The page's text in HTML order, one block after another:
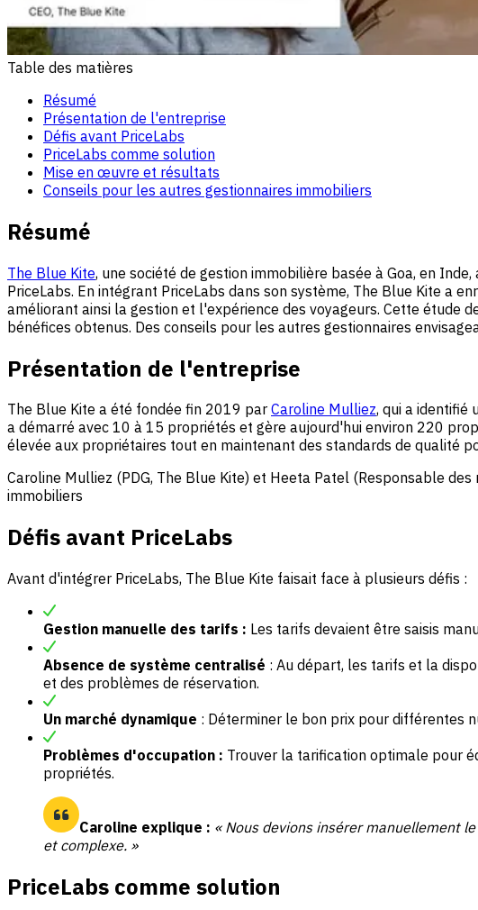
Table des matières
Résumé
Présentation de l'entreprise
Défis avant PriceLabs
PriceLabs comme solution
Mise en œuvre et résultats
Conseils pour les autres gestionnaires immobiliers
Résumé
The Blue Kite, une société de gestion immobilière basée à Goa, en
PriceLabs. En intégrant PriceLabs dans son système, The Blue Kite a
améliorant ainsi la gestion et l'expérience des voyageurs. Cette étude
bénéfices obtenus. Des conseils pour les autres gestionnaires
Présentation de l'entreprise
The Blue Kite a été fondée fin 2019 par Caroline Mulliez, qui a identifié
a démarré avec 10 à 15 propriétés et gère aujourd'hui environ 220
élevée aux propriétaires tout en maintenant des standards de qualité
Caroline Mulliez (PDG, The Blue Kite) et Heeta Patel (Responsable
immobiliers
Défis avant PriceLabs
Avant d'intégrer PriceLabs, The Blue Kite faisait face à plusieurs défis :
Gestion manuelle des tarifs : Les tarifs devaient être saisis
Absence de système centralisé : Au départ, les tarifs et la
et des problèmes de réservation.
Un marché dynamique : Déterminer le bon prix pour différentes
Problèmes d'occupation : Trouver la tarification optimale pour
propriétés.
Caroline explique : « Nous devions insérer manuellement
et complexe. »
PriceLabs comme solution